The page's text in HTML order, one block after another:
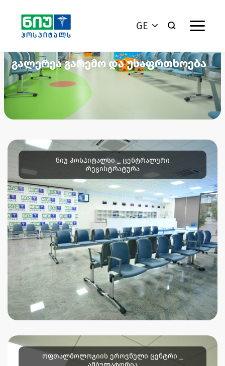
GE
გალერეა გარემო და უსაფრთხოება
ნიუ ჰოსპიტალსი _ ცენტრალური
რეგისტრატურა
ოფთალმოლოგიის ეროვნული ცენტრი _